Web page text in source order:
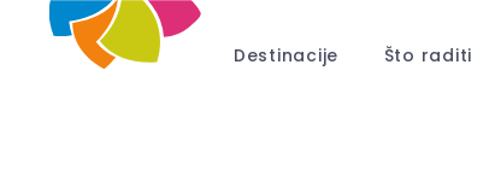
Destinacije Što raditi